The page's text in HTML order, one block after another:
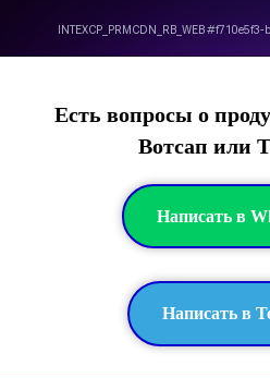
Есть вопросы о
Вотсап или
Написать в
Написать в